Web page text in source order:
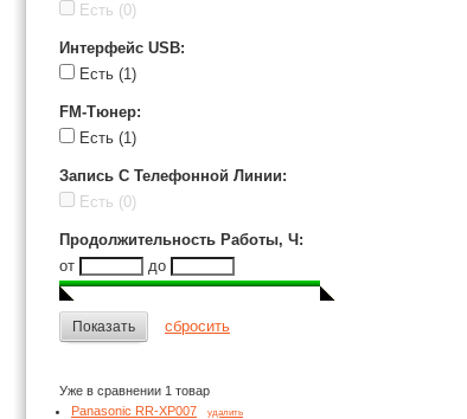
Есть (0)
Интерфейс USB:
Есть (1)
FM-Тюнер:
Есть (1)
Запись С Телефонной Линии:
Есть (0)
Продолжительность Работы, Ч :
от
до
Показать сбросить
Уже в сравнении 1 товар
Panasonic RR-XP007
удалить